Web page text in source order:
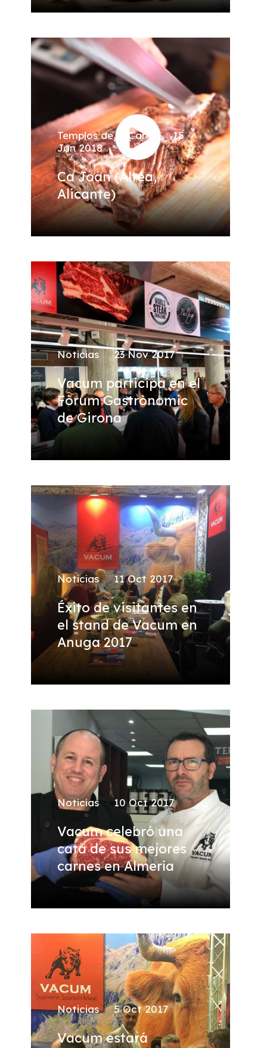
Templos de la Carne
15
Jan 2018
Ca Joan (Altea,
Alicante)
Noticias 23 Nov 2017
Vacum participa en el
Fòrum Gastrònomic
de Girona
Noticias 11 Oct 2017
Éxito de visitantes en
el stand de Vacum en
Anuga 2017
Noticias 10 Oct 2017
Vacum celebró una
cata de sus mejores
carnes en Almería
Noticias 5 Oct 2017
Vacum estará